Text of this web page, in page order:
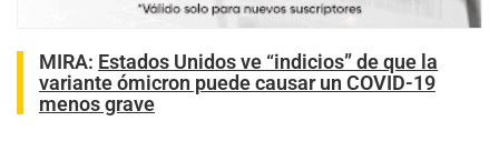
MIRA: Estados Unidos ve “indicios” de que la
variante ómicron puede causar un COVID-19
menos grave